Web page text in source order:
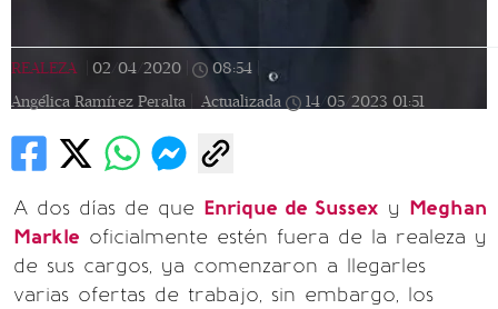
REALEZA 02/04/2020 08:54
Angélica Ramírez Peralta |
Actualizada 14/05/2023 01:51
A dos días de que Enrique de Sussex y Meghan
Markle oficialmente estén fuera de la realeza y
de sus cargos, ya comenzaron a llegarles
varias ofertas de trabajo, sin embargo, los